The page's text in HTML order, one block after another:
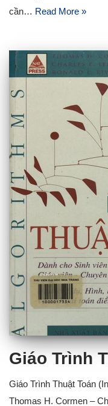
cần… Read More »
Giáo Trình
Giáo Trình Thuật Toán
Thomas H. Cormen –